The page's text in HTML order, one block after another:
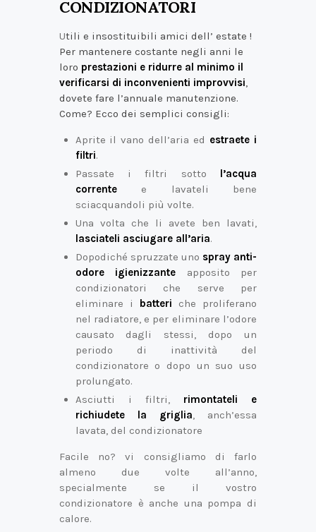
CONDIZIONATORI
Utili e insostituibili amici dell’ estate !
Per mantenere costante negli anni le
loro prestazioni e ridurre al minimo il
verificarsi di inconvenienti improvvisi,
dovete fare l’annuale manutenzione.
Come? Ecco dei semplici consigli:
Aprite il vano dell’aria ed estraete i
filtri.
Passate i filtri sotto l’acqua
correntee lavateli bene
sciacquandoli più volte.
Una volta che li avete ben lavati,
lasciateli asciugare all’aria.
Dopodiché spruzzate uno spray anti-
odore igienizzante apposito per
condizionatori che serve per
eliminare i batteri che proliferano
nel radiatore, e per eliminare l’odore
causato dagli stessi, dopo un
periodo di inattività del
condizionatore o dopo un suo uso
prolungato.
Asciutti i filtri, rimontateli e
richiudete la griglia, anch’essa
lavata, del condizionatore
Facile no? vi consigliamo di farlo
almeno due volte all’anno,
specialmente se il vostro
condizionatore è anche una pompa di
calore.